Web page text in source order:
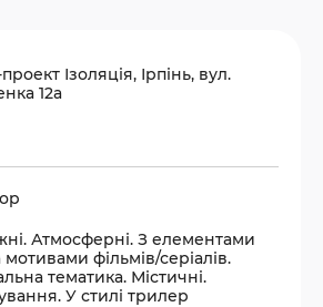
Ізоляція, Ірпінь, вул.
12а
Атмосферні. З елементами
фільмів/серіалів.
тематика. Містичні.
У стилі трилер